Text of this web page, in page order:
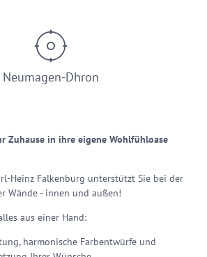
Neumagen-Dhron
Zuhause in ihre eigene Wohlfühloase
Heinz Falkenburg unterstützt Sie bei der
Wände - innen und außen!
aus einer Hand:
harmonische Farbentwürfe und